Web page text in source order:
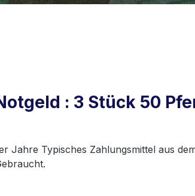
: 3 Stück 50
Jahre Typisches Zahlungsmittel aus